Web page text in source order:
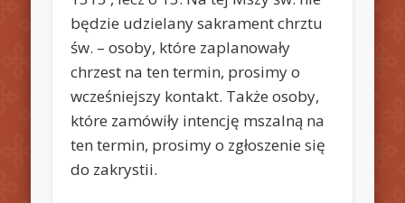
będzie udzielany sakrament chrztu
św. – osoby, które zaplanowały
chrzest na ten termin, prosimy o
wcześniejszy kontakt. Także osoby,
które zamówiły intencję mszalną na
ten termin, prosimy o zgłoszenie się
do zakrystii.